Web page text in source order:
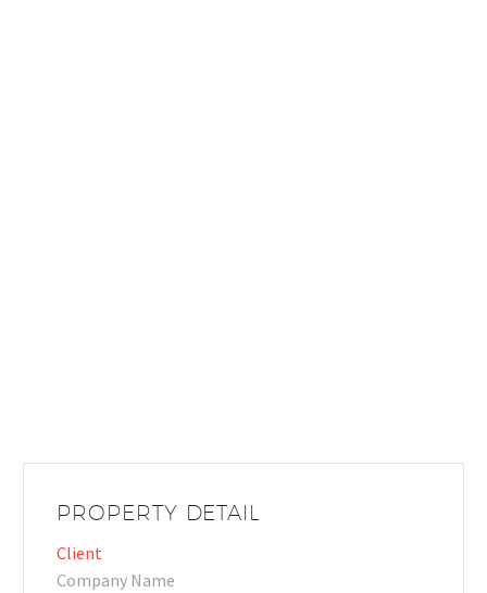
PROPERTY DETAIL
Client
Company Name